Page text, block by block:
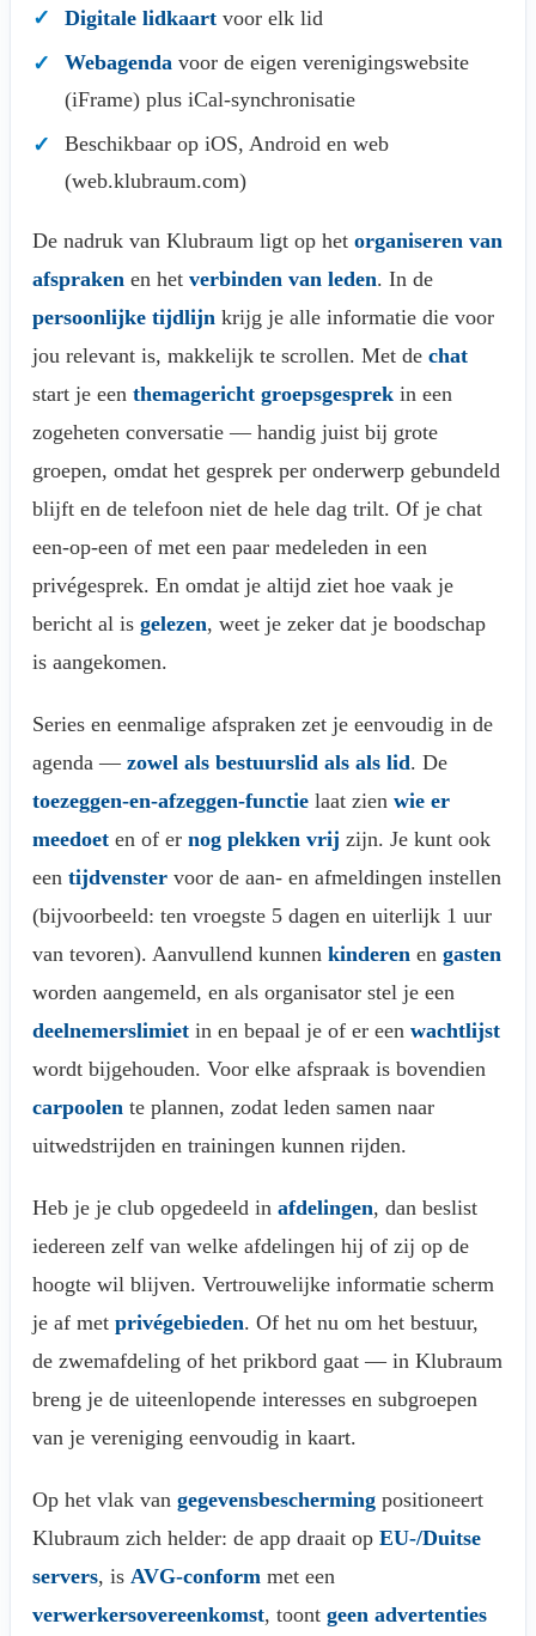
Digitale lidkaartvoor elk lid
Webagenda voor de eigen verenigingswebsite
(iFrame) plus iCal-synchronisatie
Beschikbaar op iOS, Android en web
(web.klubraum.com)
De nadruk van Klubraum ligt op het organiseren van
afsprakenen het verbinden van leden. In de
persoonlijke tijdlijnkrijg je alle informatie die voor
jou relevant is, makkelijk te scrollen. Met de chat
start je een themagericht groepsgesprekin een
zogeheten conversatie — handig juist bij grote
groepen, omdat het gesprek per onderwerp gebundeld
blijft en de telefoon niet de hele dag trilt. Of je chat
een-op-een of met een paar medeleden in een
privégesprek. En omdat je altijd ziet hoe vaak je
bericht al is gelezen, weet je zeker dat je boodschap
is aangekomen.
Series en eenmalige afspraken zet je eenvoudig in de
agenda — zowel als bestuurslid als als lid. De
toezeggen-en-afzeggen-functielaat zien wie er
meedoeten of er nog plekken vrij zijn. Je kunt ook
een tijdvenstervoor de aan- en afmeldingen instellen
(bijvoorbeeld: ten vroegste 5 dagen en uiterlijk 1 uur
van tevoren). Aanvullend kunnen kinderenen gasten
worden aangemeld, en als organisator stel je een
deelnemerslimietin en bepaal je of er een wachtlijst
wordt bijgehouden. Voor elke afspraak is bovendien
carpoolente plannen, zodat leden samen naar
uitwedstrijden en trainingen kunnen rijden.
Heb je je club opgedeeld in afdelingen, dan beslist
iedereen zelf van welke afdelingen hij of zij op de
hoogte wil blijven. Vertrouwelijke informatie scherm
je af met privégebieden. Of het nu om het bestuur,
de zwemafdeling of het prikbord gaat — in Klubraum
breng je de uiteenlopende interesses en subgroepen
van je vereniging eenvoudig in kaart.
Op het vlak van gegevensbeschermingpositioneert
Klubraum zich helder: de app draait op EU-/Duitse
servers, is AVG-conformmet een
verwerkersovereenkomst, toont geen advertenties